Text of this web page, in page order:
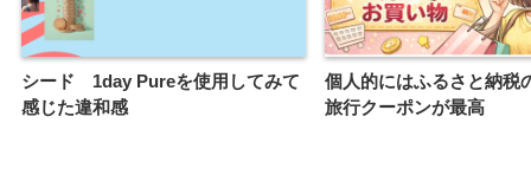
シード 1day Pureを使用してみて
感じた違和感
個人的にはふるさと納税
旅行クーポンが最高